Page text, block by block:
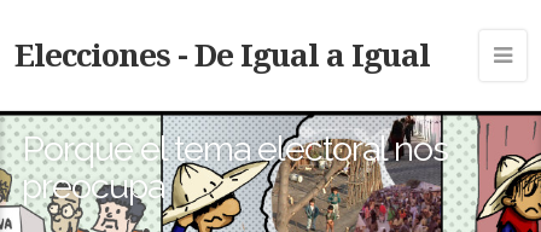
Elecciones - De Igual a Igual
Porque el tema electoral nos
preocupa